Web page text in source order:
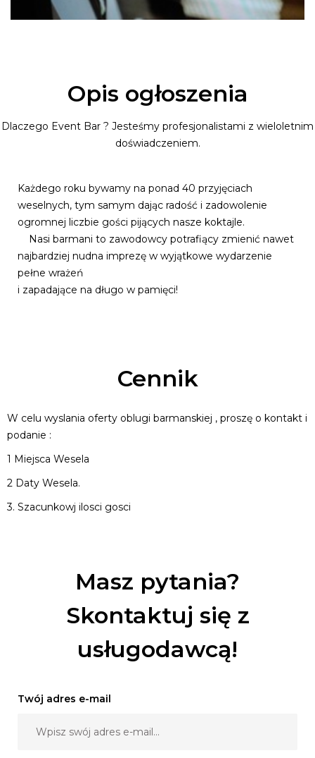
Opis ogłoszenia
Dlaczego Event Bar ? Jesteśmy profesjonalistami z wieloletnim
doświadczeniem.
Każdego roku bywamy na ponad 40 przyjęciach
weselnych, tym samym dając radość i zadowolenie
ogromnej liczbie gości pijących nasze koktajle.
Nasi barmani to zawodowcy potrafiący zmienić nawet
najbardziej nudna imprezę w wyjątkowe wydarzenie
pełne wrażeń
i zapadające na długo w pamięci!
Cennik
W celu wyslania oferty oblugi barmanskiej , proszę o kontakt i
podanie :
1 Miejsca Wesela
2 Daty Wesela.
3. Szacunkowj ilosci gosci
Masz pytania?
Skontaktuj się z
usługodawcą!
Twój adres e-mail